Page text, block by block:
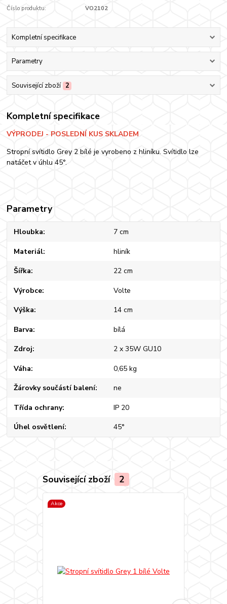
Číslo produktu: VO2102
Kompletní specifikace
Parametry
Související zboží 2
Kompletní specifikace
VÝPRODEJ - POSLEDNÍ KUS SKLADEM
Stropní svítidlo Grey 2 bílé je vyrobeno z hliníku. Svítidlo lze
natáčet v úhlu 45°.
Parametry
Hloubka 7 cm
Materiál hliník
Šířka 22 cm
Výrobce Volte
Výška 14 cm
Barva bílá
Zdroj 2 x 35W GU10
Váha 0,65 kg
Žárovky součástí balení ne
Třída ochrany IP 20
Úhel osvětlení 45°
Související zboží 2
Akce